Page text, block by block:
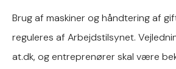
Brug af maskiner og håndtering af
reguleres af Arbejdstilsynet.
at.dk, og entreprenører skal være